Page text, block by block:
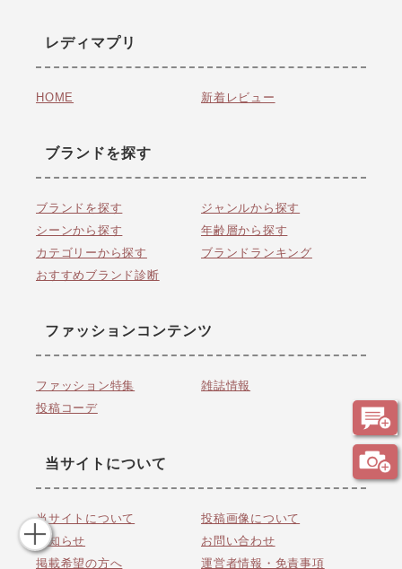
レディマプリ
HOME 新着レビュー
ブランドを探す
ブランドを探す
ジャンルから探す
シーンから探す
年齢層から探す
カテゴリーから探す
ブランドランキング
おすすめブランド診断
ファッションコンテンツ
ファッション特集
雑誌情報
投稿コーデ
当サイトについて
当サイトについて
投稿画像について
お知らせ
お問い合わせ
掲載希望の方へ
運営者情報・免責事項